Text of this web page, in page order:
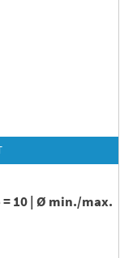
= 10 | Ø min./max.